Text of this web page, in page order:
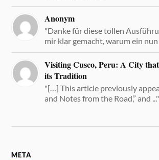
Anonym
"Danke für diese tollen
mir klar gemacht, warum ein nun
Visiting Cusco, Peru: A City
its Tradition
"[…] This article previously
and Notes from the Road,” and ..."
META